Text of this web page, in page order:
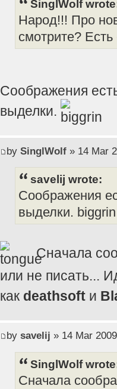
SinglWolf
Народ!!! Про
смотрите?
Соображения
выделки.
by SinglWolf» 14 Mar
savelij wrote:
Соображения
выделки. biggrin
Сначала
или не писать...
как deathsoftи
by savelij » 14 Mar
SinglWolf
Сначала